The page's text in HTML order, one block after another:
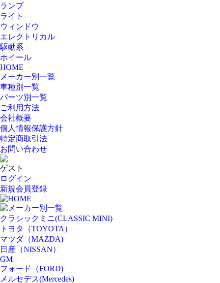
ランプ
ライト
ウィンドウ
エレクトリカル
駆動系
ホイール
HOME
メーカー別一覧
車種別一覧
パーツ別一覧
ご利用方法
会社概要
個人情報保護方針
特定商取引法
お問い合わせ
ゲスト
ログイン
新規会員登録
HOME
メーカー別一覧
クラシックミニ(CLASSIC MINI)
トヨタ（TOYOTA）
マツダ（MAZDA)
日産（NISSAN）
GM
フォード（FORD)
メルセデス(Mercedes)